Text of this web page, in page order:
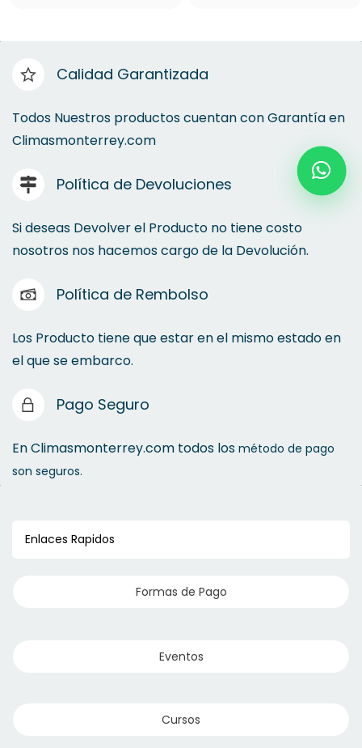
Calidad Garantizada
Todos Nuestros productos cuentan con Garantía en
Climasmonterrey.com
Política de Devoluciones
Si deseas Devolver el Producto no tiene costo
nosotros nos hacemos cargo de la Devolución.
Política de Rembolso
Los Producto tiene que estar en el mismo estado en
el que se embarco.
Pago Seguro
En Climasmonterrey.com todos los método de pago
son seguros.
Enlaces Rapidos
Formas de Pago
Eventos
Cursos